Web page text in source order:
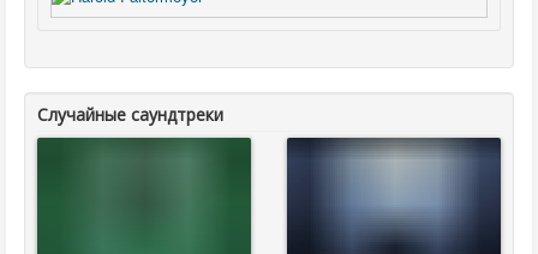
Случайные саундтреки